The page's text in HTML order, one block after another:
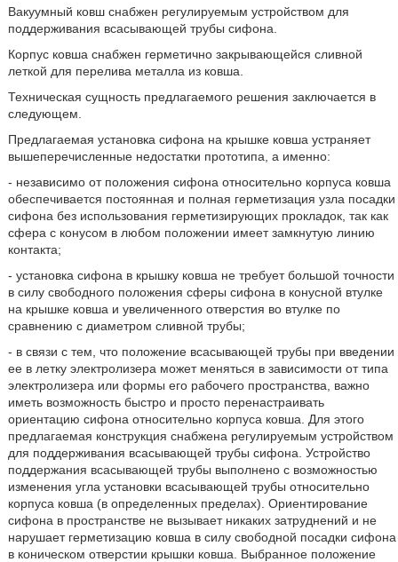
Вакуумный ковш снабжен регулируемым устройством для
поддерживания всасывающей трубы сифона.
Корпус ковша снабжен герметично закрывающейся сливной
леткой для перелива металла из ковша.
Техническая сущность предлагаемого решения заключается в
следующем.
Предлагаемая установка сифона на крышке ковша устраняет
вышеперечисленные недостатки прототипа, а именно:
- независимо от положения сифона относительно корпуса ковша
обеспечивается постоянная и полная герметизация узла посадки
сифона без использования герметизирующих прокладок, так как
сфера с конусом в любом положении имеет замкнутую линию
контакта;
- установка сифона в крышку ковша не требует большой точности
в силу свободного положения сферы сифона в конусной втулке
на крышке ковша и увеличенного отверстия во втулке по
сравнению с диаметром сливной трубы;
- в связи с тем, что положение всасывающей трубы при введении
ее в летку электролизера может меняться в зависимости от типа
электролизера или формы его рабочего пространства, важно
иметь возможность быстро и просто перенастраивать
ориентацию сифона относительно корпуса ковша. Для этого
предлагаемая конструкция снабжена регулируемым устройством
для поддерживания всасывающей трубы сифона. Устройство
поддержания всасывающей трубы выполнено с возможностью
изменения угла установки всасывающей трубы относительно
корпуса ковша (в определенных пределах). Ориентирование
сифона в пространстве не вызывает никаких затруднений и не
нарушает герметизацию ковша в силу свободной посадки сифона
в коническом отверстии крышки ковша. Выбранное положение